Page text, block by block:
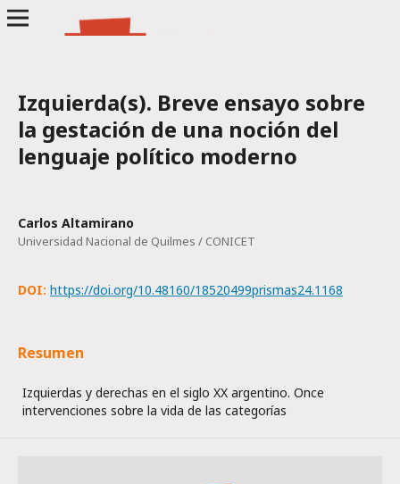
Izquierda(s). Breve ensayo sobre
la gestación de una noción del
lenguaje político moderno
Carlos Altamirano
Universidad Nacional de Quilmes / CONICET
DOI: https://doi.org/10.48160/18520499prismas24.1168
Resumen
Izquierdas y derechas en el siglo XX argentino. Once
intervenciones sobre la vida de las categorías